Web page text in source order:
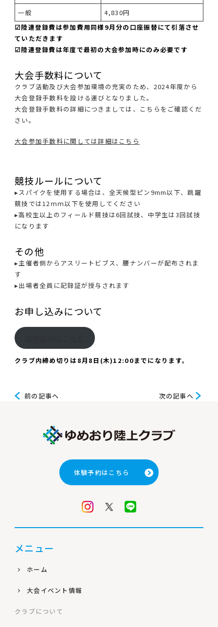
一般
4,830円
☑陸連登録費は参加費用同様9月分の口座振替にて引落させ
ていただきます
☑陸連登録費は年度で最初の大会参加時にのみ必要です
大会手数料について
クラブ活動及び大会参加環境の充実のため、2024年度から
大会登録手数料を設ける運びとなりました。
大会登録手数料の詳細につきましては、こちらをご確認くだ
さい。
大会参加手数料に関しては詳細はこちら
競技ルールについて
▸スパイクを使用する場合は、全天候型ピン9mm以下、跳躍
競技では12ｍｍ以下を使用してください
▸高校生以上のフィールド競技は6回試技、中学生は3回試技
になります
その他
▸主催者側からアスリートビブス、腰ナンバーが配布されま
す
▸出場者全員に記録証が授与されます
お申し込みについて
クラブ内締め切りは8月8日(木)12:00までになります。
前
前の記事へ
次
へ
次の記事へ
体験予約はこちら
メニュー
ホーム
大会イベント情報
クラブについて